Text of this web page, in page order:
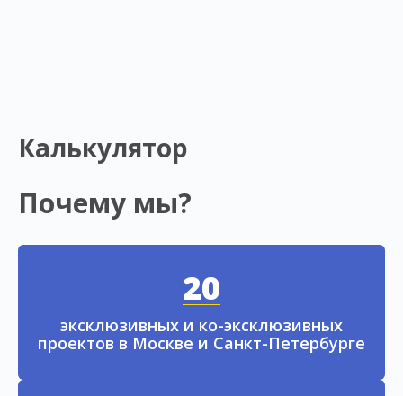
Калькулятор
Почему мы?
20
эксклюзивных и ко-эксклюзивных
проектов в Москве и Санкт-Петербурге